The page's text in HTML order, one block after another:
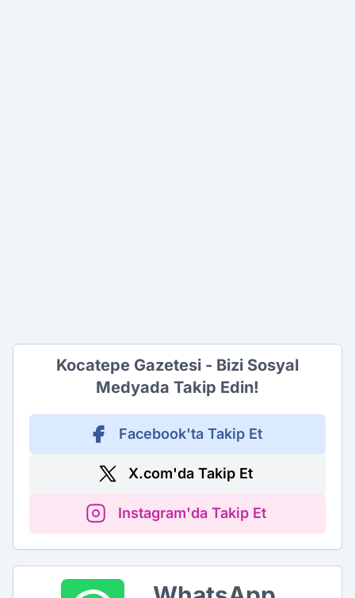
Kocatepe Gazetesi - Bizi Sosyal
Medyada Takip Edin!
Facebook'ta Takip Et
X.com'da Takip Et
Instagram'da Takip Et